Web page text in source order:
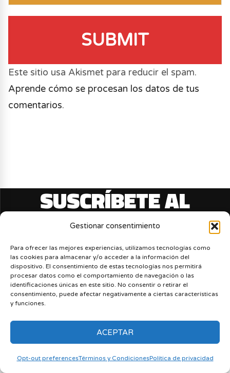
Gestionar consentimiento
Para ofrecer las mejores experiencias, utilizamos tecnologías como
las cookies para almacenar y/o acceder a la información del
dispositivo. El consentimiento de estas tecnologías nos permitirá
procesar datos como el comportamiento de navegación o las
identificaciones únicas en este sitio. No consentir o retirar el
consentimiento, puede afectar negativamente a ciertas características
y funciones.
ACEPTAR
Opt-out preferencesTérminos y CondicionesPolítica de privacidad
SUBMIT
Este sitio usa Akismet para reducir el spam.
Aprende cómo se procesan los datos de tus
comentarios.
SUSCRÍBETE AL
BOLETÍN